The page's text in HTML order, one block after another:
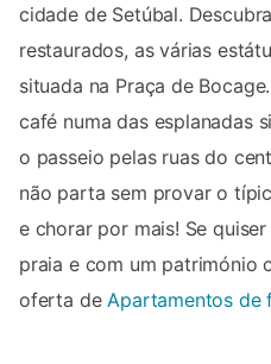
cidade de Setúbal.
restaurados, as várias
situada na Praça de
café numa das esplanadas
o passeio pelas ruas do
não parta sem provar o
e chorar por mais! Se
praia e com um património
oferta de Apartamentos de